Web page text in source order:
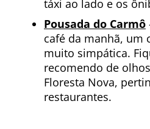
táxi ao lado e os
Pousada do Carmô
café da manhã, um
muito simpática.
recomendo de
Floresta Nova,
restaurantes.